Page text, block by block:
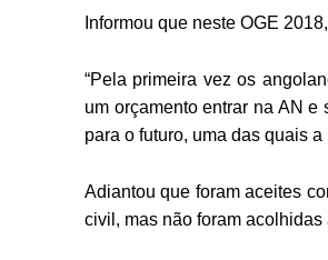
Informou que neste OGE
“Pela primeira vez os
um orçamento entrar na AN e
para o futuro, uma das quais
Adiantou que foram aceites
civil, mas não foram